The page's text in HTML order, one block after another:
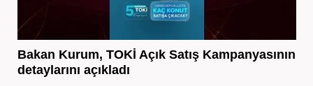
Bakan Kurum, TOKİ Açık Satış Kampanyasının
detaylarını açıkladı